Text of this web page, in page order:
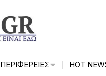
ΠΕΡΙΦΈΡΕΙΕΣ HOT